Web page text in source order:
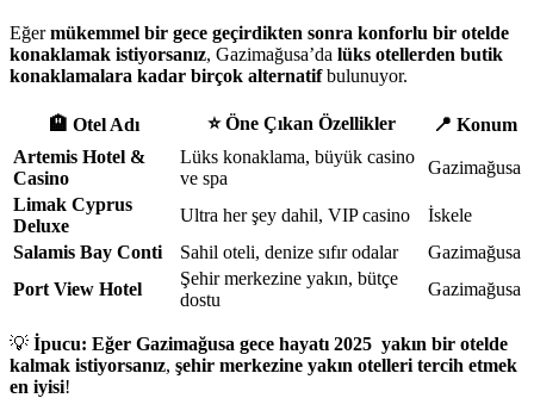
Eğermükemmel bir gece geçirdikten sonra konforlu bir otelde
konaklamak istiyorsanız, Gazimağusa’da lüks otellerden butik
konaklamalara kadar birçok alternatifbulunuyor.
🏨 Otel Adı ⭐Öne Çıkan Özellikler 📍 Konum
Artemis Hotel &
Casino
Lüks konaklama, büyük casino
ve spa
Gazimağusa
Limak Cyprus
Deluxe
Ultra her şey dahil, VIP casino
İskele
Salamis Bay Conti
Sahil oteli, denize sıfır odalar
Gazimağusa
Port View Hotel
Şehir merkezine yakın, bütçe
dostu
Gazimağusa
💡 İpucu: Eğer Gazimağusa gece hayatı 2025 yakın bir otelde
kalmak istiyorsanız, şehir merkezine yakın otelleri tercih etmek
en iyisi!